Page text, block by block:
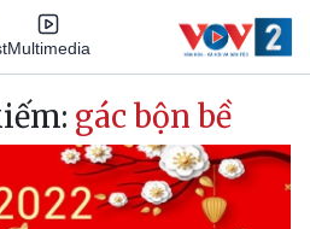
Multimedia
gác bộn bề